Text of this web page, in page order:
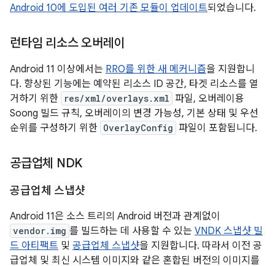
Android 10에 도입된 여러 기존 모듈이 업데이트되었습니다.
런타임 리소스 오버레이
Android 11 이상에서는 RRO를 위한 새 메커니즘을 지원합니
다. 향상된 기능에는 예약된 리소스 ID 공간, 타겟 리소스를 열
거하기 위한 res/xml/overlays.xml 파일, 오버레이용
Soong 빌드 규칙, 오버레이의 변경 가능성, 기본 상태 및 우선
순위를 구성하기 위한 OverlayConfig 파일이 포함됩니다.
공급업체 NDK
공급업체 스냅샷
Android 11은 소스 트리의 Android 버전과 관계없이
vendor.img 를 빌드하는 데 사용할 수 있는 VNDK 스냅샷 빌
드 아티팩트 및 공급업체 스냅샷을 지원합니다. 따라서 이전 공
급업체 및 최신 시스템 이미지와 같은 혼합된 버전의 이미지를